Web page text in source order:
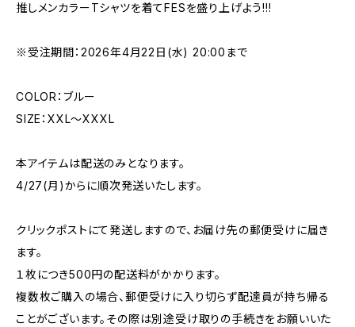
推しメンカラーTシャツを着てFESを盛り上げよう!!!
※受注期間：2026年4月22日(水) 20:00まで
COLOR：ブルー
SIZE：XXL〜XXXL
本アイテムは配送のみとなります。
4/27(月)からに順次発送いたします。
クリックポストにて発送しますので、お届け先の郵便受けに届き
ます。
１枚につき500円の配送料がかかります。
複数枚ご購入の場合、郵便受けに入り切らず配達員が持ち帰る
ことがございます。その際は別途受け取りの手続きをお願いいた